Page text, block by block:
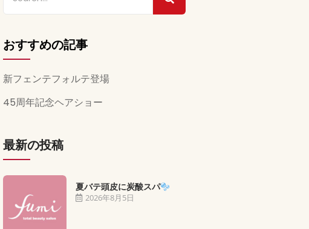
おすすめの記事
新フェンテフォルテ登場
45周年記念ヘアショー
最新の投稿
夏バテ頭皮に炭酸スパ
2026年8月5日